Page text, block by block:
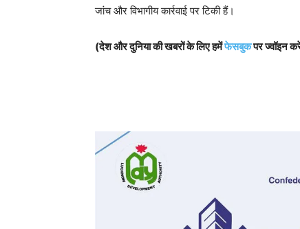
जांच और विभागीय कार्रवाई पर टिकी हैं।
(देश और दुनिया की खबरों के लिए हमेंफेसबुकपर ज्वॉइन